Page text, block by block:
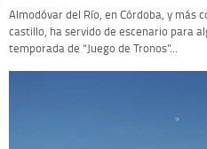
Almodóvar del Río, en Córdoba, y más
castillo, ha servido de escenario para
temporada de “Juego de Tronos”...